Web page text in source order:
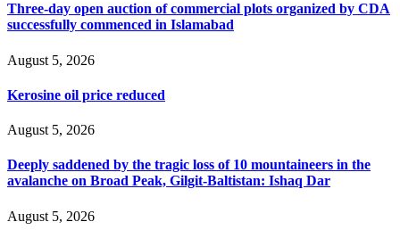
Three-day open auction of commercial plots organized by CDA
successfully commenced in Islamabad
August 5, 2026
Kerosine oil price reduced
August 5, 2026
Deeply saddened by the tragic loss of 10 mountaineers in the
avalanche on Broad Peak, Gilgit-Baltistan: Ishaq Dar
August 5, 2026